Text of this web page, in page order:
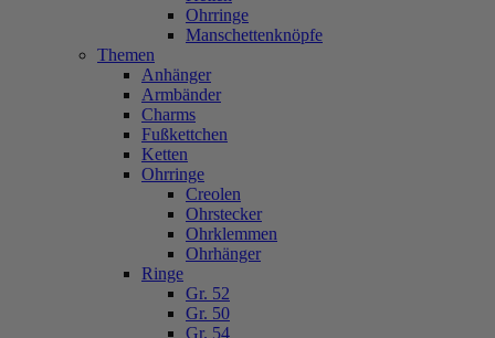
Ohrringe
Manschettenknöpfe
Themen
Anhänger
Armbänder
Charms
Fußkettchen
Ketten
Ohrringe
Creolen
Ohrstecker
Ohrklemmen
Ohrhänger
Ringe
Gr. 52
Gr. 50
Gr. 54